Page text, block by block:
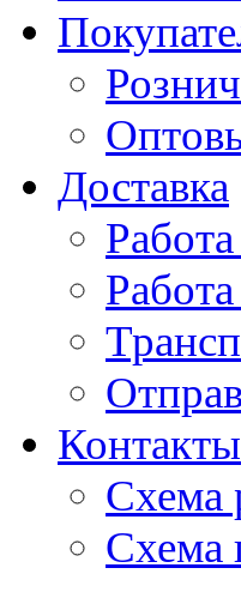
Доставка
Контакты
Схема
Схема